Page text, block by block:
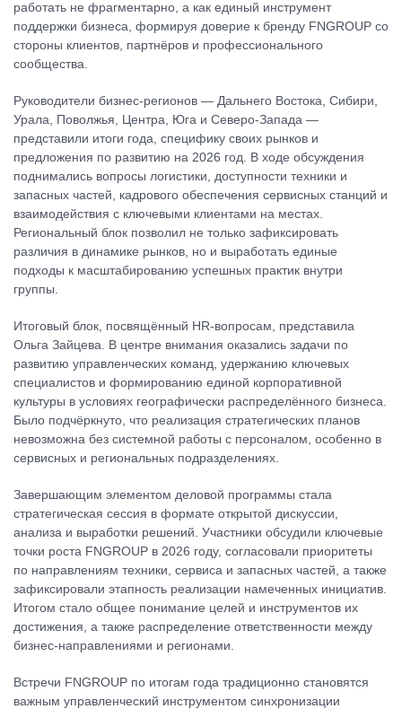
работать не фрагментарно, а как единый инструмент
поддержки бизнеса, формируя доверие к бренду FNGROUP со
стороны клиентов, партнёров и профессионального
сообщества.
Руководители бизнес-регионов — Дальнего Востока, Сибири,
Урала, Поволжья, Центра, Юга и Северо-Запада —
представили итоги года, специфику своих рынков и
предложения по развитию на 2026 год. В ходе обсуждения
поднимались вопросы логистики, доступности техники и
запасных частей, кадрового обеспечения сервисных станций и
взаимодействия с ключевыми клиентами на местах.
Региональный блок позволил не только зафиксировать
различия в динамике рынков, но и выработать единые
подходы к масштабированию успешных практик внутри
группы.
Итоговый блок, посвящённый HR-вопросам, представила
Ольга Зайцева. В центре внимания оказались задачи по
развитию управленческих команд, удержанию ключевых
специалистов и формированию единой корпоративной
культуры в условиях географически распределённого бизнеса.
Было подчёркнуто, что реализация стратегических планов
невозможна без системной работы с персоналом, особенно в
сервисных и региональных подразделениях.
Завершающим элементом деловой программы стала
стратегическая сессия в формате открытой дискуссии,
анализа и выработки решений. Участники обсудили ключевые
точки роста FNGROUP в 2026 году, согласовали приоритеты
по направлениям техники, сервиса и запасных частей, а также
зафиксировали этапность реализации намеченных инициатив.
Итогом стало общее понимание целей и инструментов их
достижения, а также распределение ответственности между
бизнес-направлениями и регионами.
Встречи FNGROUP по итогам года традиционно становятся
важным управленческий инструментом синхронизации